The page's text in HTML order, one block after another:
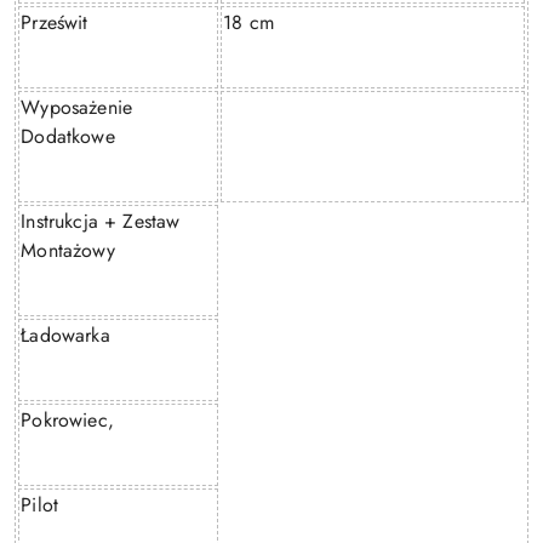
Prześwit 18 cm
Wyposażenie
Dodatkowe
Instrukcja + Zestaw
Montażowy
Ładowarka
Pokrowiec,
Pilot